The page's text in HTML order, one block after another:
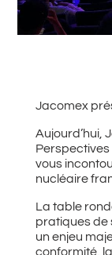
Jacomex
Aujourd’hui,
Perspectives
vous
nucléaire
La table
pratiques de
un enjeu
conformité,